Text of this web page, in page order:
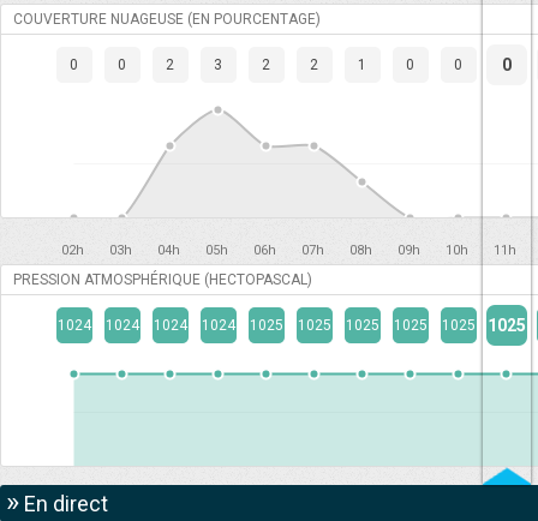
COUVERTURE NUAGEUSE (EN POURCENTAGE)
0 0 2 3 2 2 1 0 0 0
02h 03h 04h 05h 06h 07h 08h 09h 10h 11h
PRESSION ATMOSPHÉRIQUE (HECTOPASCAL)
1024 1024 1024 1024 1025 1025 1025 1025 1025 1025
» En direct